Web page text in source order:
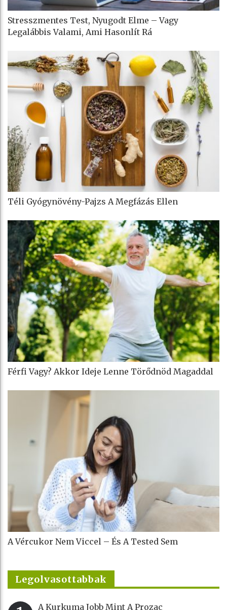
Stresszmentes Test, Nyugodt Elme – Vagy
Legalábbis Valami, Ami Hasonlít Rá
Téli Gyógynövény-Pajzs A Megfázás Ellen
Férfi Vagy? Akkor Ideje Lenne Törődnöd Magaddal
A Vércukor Nem Viccel – És A Tested Sem
Legolvasottabbak
A Kurkuma Jobb Mint A Prozac